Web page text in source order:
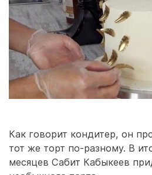
Как говорит кондитер, он
тот же торт по-разному. В
месяцев Сабит Кабыкеев